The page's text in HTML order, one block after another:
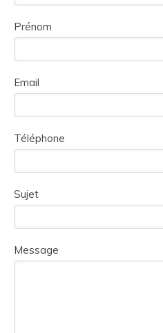
Prénom
Email
Téléphone
Sujet
Message